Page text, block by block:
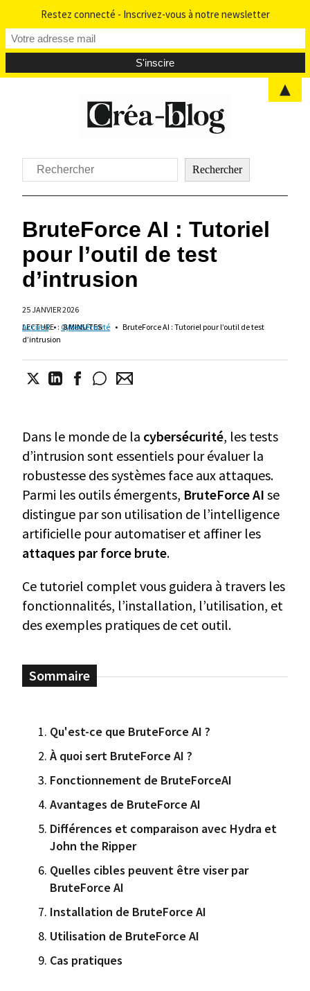
Rechercher Rechercher
BruteForce AI : Tutoriel
pour l’outil de test
d’intrusion
25 JANVIER 2026
LECTURE : 8 MINUTES
Accueil • CyberSécurité • BruteForce AI : Tutoriel pour l’outil de test
d’intrusion
Dans le monde de la cybersécurité, les tests
d’intrusion sont essentiels pour évaluer la
robustesse des systèmes face aux attaques.
Parmi les outils émergents, BruteForce AI se
distingue par son utilisation de l’intelligence
artificielle pour automatiser et affiner les
attaques par force brute.
Ce tutoriel complet vous guidera à travers les
fonctionnalités, l’installation, l’utilisation, et
des exemples pratiques de cet outil.
Qu'est-ce que BruteForce AI ?
À quoi sert BruteForce AI ?
Fonctionnement de BruteForceAI
Avantages de BruteForce AI
Différences et comparaison avec Hydra et
John the Ripper
Quelles cibles peuvent être viser par
BruteForce AI
Installation de BruteForce AI
Utilisation de BruteForce AI
Cas pratiques
Restez connecté - Inscrivez-vous à notre newsletter
▲